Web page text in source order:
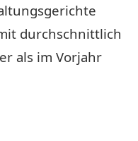
durchschnittlich
als im Vorjahr